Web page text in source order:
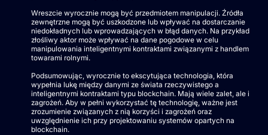
Wreszcie wyrocznie mogą być przedmiotem manipulacji. Źródła
zewnętrzne mogą być uszkodzone lub wpływać na dostarczanie
niedokładnych lub wprowadzających w błąd danych. Na przykład
złośliwy aktor może wpływać na dane pogodowe w celu
manipulowania inteligentnymi kontraktami związanymi z handlem
towarami rolnymi.
Podsumowując, wyrocznie to ekscytująca technologia, która
wypełnia lukę między danymi ze świata rzeczywistego a
inteligentnymi kontraktami typu blockchain. Mają wiele zalet, ale i
zagrożeń. Aby w pełni wykorzystać tę technologię, ważne jest
zrozumienie związanych z nią korzyści i zagrożeń oraz
uwzględnienie ich przy projektowaniu systemów opartych na
blockchain.